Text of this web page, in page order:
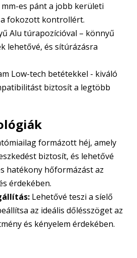
mm-es pánt a jobb kerületi
fokozott kontrollért.
Alu túrapozícióval – könnyű
lehetővé, és sítúrázásra
Low-tech betétekkel - kiváló
biztosít a legtöbb
formázott héj, amely
biztosít, és lehetővé
hatékony hőformázást az
érdekében.
Lehetővé teszi a síelő
az ideális dőlésszöget az
és kényelem érdekében.